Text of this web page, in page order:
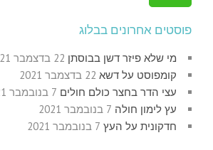
פוסטים אחרונים בבלוג
מי שלא פיזר דשן בבוסתן 22 בדצמבר 2021
קומפוסט על דשא 22 בדצמבר 2021
עצי הדר בחצר כולם חולים 7 בנובמבר 2021
עץ לימון חולה 7 בנובמבר 2021
חדקונית על העץ 7 בנובמבר 2021